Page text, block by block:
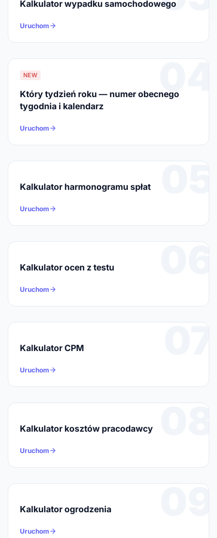
Kalkulator wypadku samochodowego
Uruchom
04
NEW
Który tydzień roku — numer obecnego
tygodnia i kalendarz
Uruchom
05
Kalkulator harmonogramu spłat
Uruchom
06
Kalkulator ocen z testu
Uruchom
07
Kalkulator CPM
Uruchom
08
Kalkulator kosztów pracodawcy
Uruchom
09
Kalkulator ogrodzenia
Uruchom